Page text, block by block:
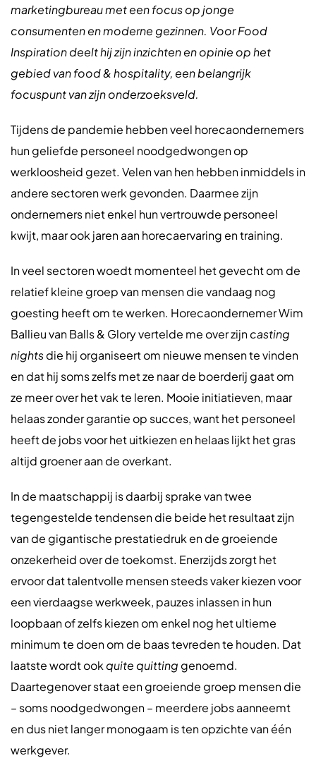
marketingbureau met een focus op jonge
consumenten en moderne gezinnen. Voor Food
Inspiration deelt hij zijn inzichten en opinie op het
gebied van food & hospitality, een belangrijk
focuspunt van zijn onderzoeksveld.
Tijdens de pandemie hebben veel horecaondernemers
hun geliefde personeel noodgedwongen op
werkloosheid gezet. Velen van hen hebben inmiddels in
andere sectoren werk gevonden. Daarmee zijn
ondernemers niet enkel hun vertrouwde personeel
kwijt, maar ook jaren aan horecaervaring en training.
In veel sectoren woedt momenteel het gevecht om de
relatief kleine groep van mensen die vandaag nog
goesting heeft om te werken. Horecaondernemer Wim
Ballieu van Balls & Glory vertelde me over zijncasting
nightsdie hij organiseert om nieuwe mensen te vinden
en dat hij soms zelfs met ze naar de boerderij gaat om
ze meer over het vak te leren. Mooie initiatieven, maar
helaas zonder garantie op succes, want het personeel
heeft de jobs voor het uitkiezen en helaas lijkt het gras
altijd groener aan de overkant.
In de maatschappij is daarbij sprake van twee
tegengestelde tendensen die beide het resultaat zijn
van de gigantische prestatiedruk en de groeiende
onzekerheid over de toekomst. Enerzijds zorgt het
ervoor dat talentvolle mensen steeds vaker kiezen voor
een vierdaagse werkweek, pauzes inlassen in hun
loopbaan of zelfs kiezen om enkel nog het ultieme
minimum te doen om de baas tevreden te houden. Dat
laatste wordt ook quite quittinggenoemd.
Daartegenover staat een groeiende groep mensen die
– soms noodgedwongen – meerdere jobs aanneemt
en dus niet langer monogaam is ten opzichte van één
werkgever.